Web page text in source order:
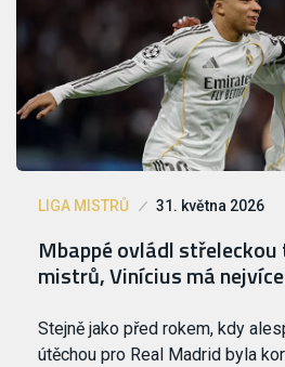
LIGA MISTRŮ 31. května 2026
Mbappé ovládl
mistrů, Vinícius má
Stejně jako před rokem, kdy
útěchou pro Real Madrid byla